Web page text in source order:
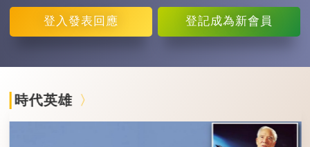
登入 發表回應 登記成為新會員
時代英雄